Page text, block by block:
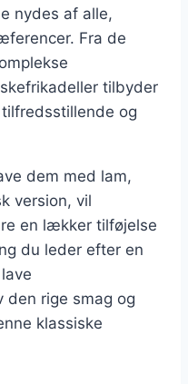
nydes af alle,
Fra de
tilbyder
og
dem med lam,
version, vil
en lækker tilføjelse
du leder efter en
rige smag og
klassiske